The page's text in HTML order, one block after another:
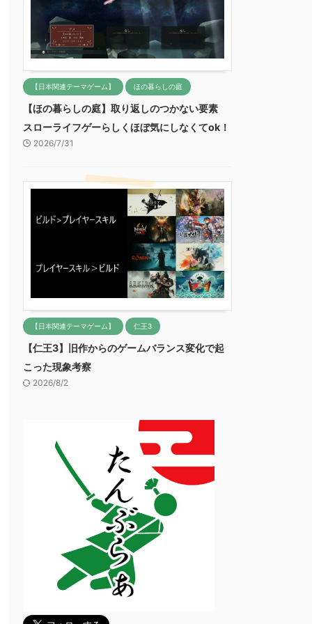
【日本関連テーマゲーム】 ほの暮らしの庭
【ほの暮らしの庭】取り返しのつかない要素
スローライフゲーらしくほぼ気にしなくてok！
2026/7/31
【日本関連テーマゲーム】 仁王3
【仁王3】旧作からのゲームバランス変化で起
こった現象考察
2026/8/2